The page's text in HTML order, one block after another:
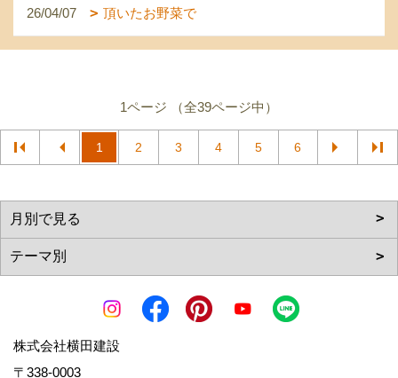
26/04/07 頂いたお野菜で
1ページ （全39ページ中）
1 2 3 4 5 6
株式会社横田建設
〒338-0003